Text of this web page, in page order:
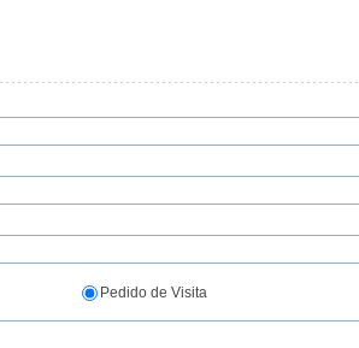
Pedido de Visita